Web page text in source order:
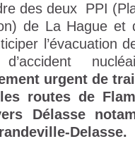
des deux PPI
de La Hague et
l’évacuation
urgent de
routes de
Délasse
Delasse.